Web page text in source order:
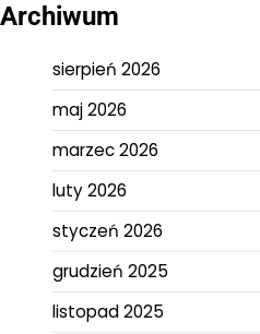
Archiwum
sierpień 2026
maj 2026
marzec 2026
luty 2026
styczeń 2026
grudzień 2025
listopad 2025